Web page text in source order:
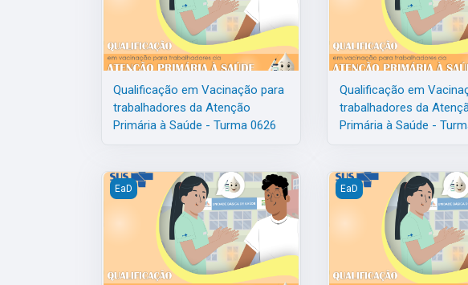
Qualificação em Vacinação para
trabalhadores da Atenção
Primária à Saúde - Turma 0626
Qualificação em
trabalhadores da
Primária à Saúde -
Qualificação em Vacinação para trabalhadores da Atenção Primária
EaD Qualificação em
EaD